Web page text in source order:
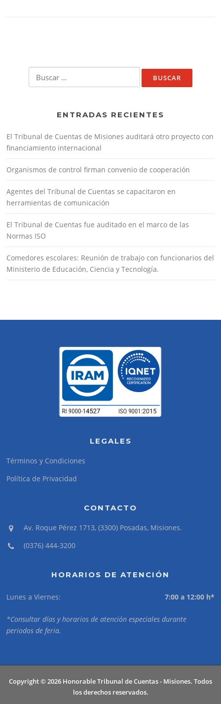
ENTRADAS RECIENTES
El Tribunal de Cuentas de Misiones auditará otro proyecto con
financiamiento internacional
Organismos de control firman convenio de cooperación
Agentes del Tribunal de Cuentas se capacitaron en
herramientas de comunicación
El Tribunal de Cuentas fue auditado en el marco de las
Normas ISO
Comedores escolares: Reunión de trabajo con funcionarios del
Ministerio de Educación, Ciencia y Tecnología.
LEGALES
Términos y Condiciones
Política de Privacidad
CONTACTO
Av. Roque Pérez 1713, (3300) Posadas, Misiones.
(0376) 444-3200
HORARIOS DE ATENCIÓN
Lunes a Viernes: 7:00 a 12:00 h*
*Consultar días y horarios de atención especiales durante
periodos de feria.
Copyright © 2026 Honorable Tribunal de Cuentas - Misiones. Todos
los derechos reservados.